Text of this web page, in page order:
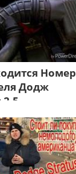
Номер
Додж
2.5